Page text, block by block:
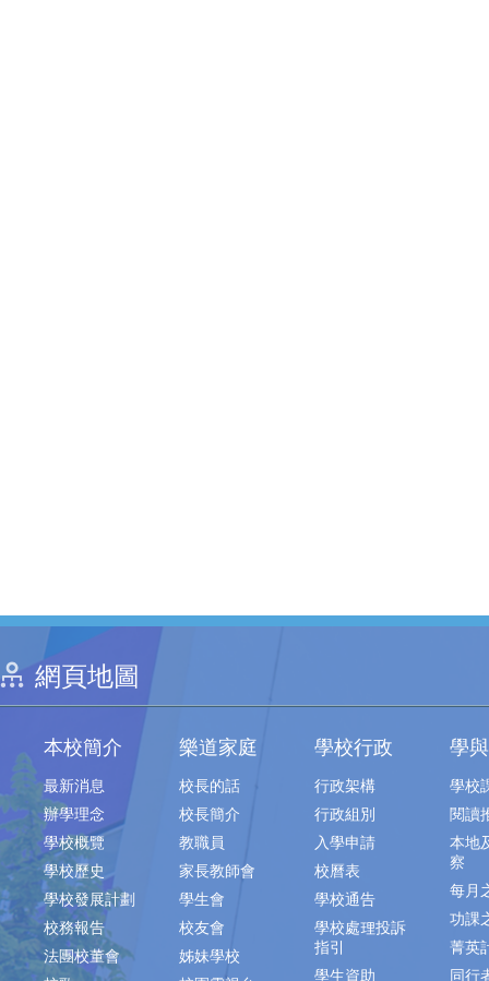
網頁地圖
本校簡介
最新消息
辦學理念
學校概覽
學校歷史
學校發展計劃
校務報告
法團校董會
樂道家庭
校長的話
校長簡介
教職員
家長教師會
學生會
校友會
姊妹學校
學校行政
行政架構
行政組別
入學申請
校曆表
學校通告
學校處理投訴
指引
學生資助
學
學校
閱讀
本地
察
每月
功課
菁英
同行